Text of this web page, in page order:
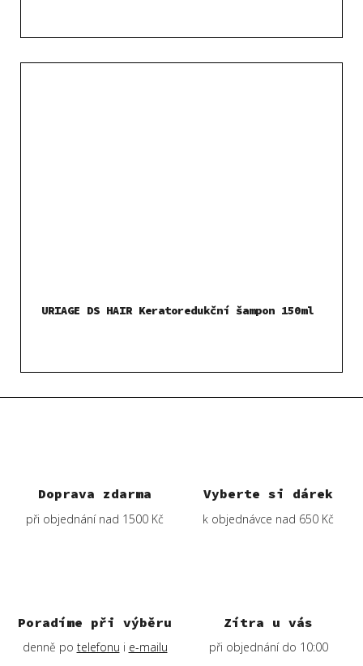
Doprava zdarma
při objednání nad 1500 Kč
Vyberte si dárek
k objednávce nad 650 Kč
Poradíme při výběru
denně po telefonu i e-mailu
Zítra u vás
při objednání do 10:00
URIAGE DS HAIR Keratoredukční šampon 150ml